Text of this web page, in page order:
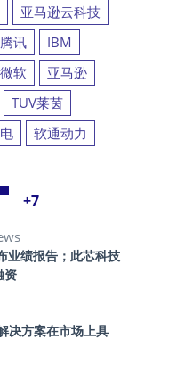
亚马逊云科技
腾讯
IBM
微软
亚马逊
TUV莱茵
软通动力
+7
业绩报告；此芯科技
资
决方案在市场上具